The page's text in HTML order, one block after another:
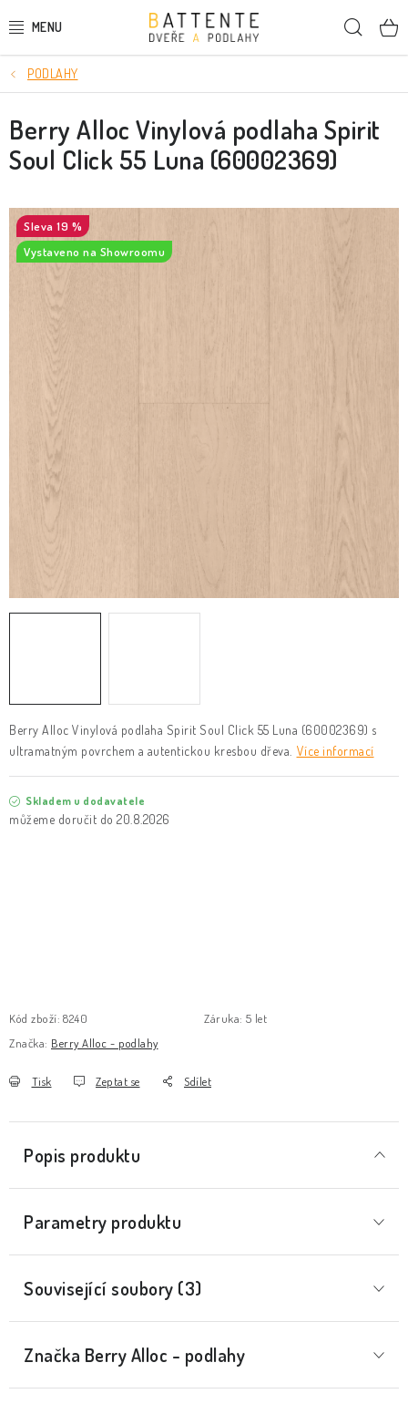
na
DVEŘE
SMRKOVÉ DVEŘE
PODLAHY
LIŠTY A DEKORAČNÍ PRVKY
NÁSTĚNNÉ PANELY
SKRYTÉ ZÁRUBNĚ
KLIKY & KOVÁNÍ
Vrácení, výměna zboží
PODLAHY
Berry Alloc Vinylová podlaha Spirit Soul Click 55 Luna (60002369) s
ultramatným povrchem a autentickou kresbou dřeva. Více informací
Skladem u dodavatele
20.8.2026
Kód zboží: 8240 Záruka: 5 let
Značka: Berry Alloc - podlahy
Tisk Zeptat se Sdílet
Berry Alloc Vinylová podlaha Spirit
Soul Click 55 Luna (60002369)
19 %
Vystaveno na Showroomu
Popis produktu
Parametry produktu
Související soubory (3)
Značka Berry Alloc - podlahy